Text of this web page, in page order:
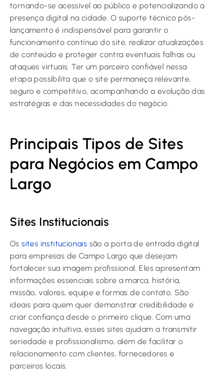
tornando-se acessível ao público e potencializando a
presença digital na cidade. O suporte técnico pós-
lançamento é indispensável para garantir o
funcionamento contínuo do site, realizar atualizações
de conteúdo e proteger contra eventuais falhas ou
ataques virtuais. Ter um parceiro confiável nessa
etapa possibilita que o site permaneça relevante,
seguro e competitivo, acompanhando a evolução das
estratégias e das necessidades do negócio.
Principais Tipos de Sites
para Negócios em Campo
Largo
Sites Institucionais
Ossites institucionais são a porta de entrada digital
para empresas de Campo Largo que desejam
fortalecer sua imagem profissional. Eles apresentam
informações essenciais sobre a marca, história,
missão, valores, equipe e formas de contato. São
ideais para quem quer demonstrar credibilidade e
criar confiança desde o primeiro clique. Com uma
navegação intuitiva, esses sites ajudam a transmitir
seriedade e profissionalismo, além de facilitar o
relacionamento com clientes, fornecedores e
parceiros locais.